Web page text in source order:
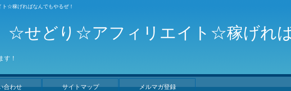
☆稼げればなんでもやるぜ！
☆せどり☆アフィリエイト☆稼げれ
す！
合わせ サイトマップ メルマガ登録